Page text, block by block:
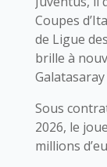
Coupes
de Ligue
brille à
Galatasaray
Sous
2026, le
millions